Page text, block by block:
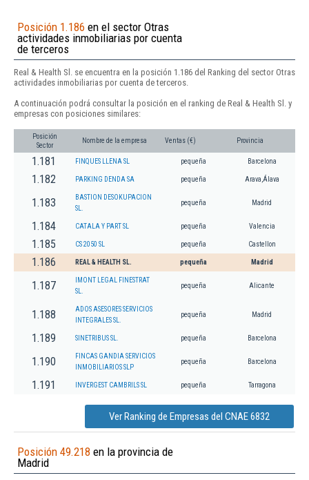
Posición 1.186 en el sector Otras
actividades inmobiliarias por cuenta
de terceros
Real & Health Sl. se encuentra en la posición 1.186 del Ranking del sector Otras
actividades inmobiliarias por cuenta de terceros.
A continuación podrá consultar la posición en el ranking de Real & Health Sl. y
empresas con posiciones similares:
Posición
Sector
Nombre de la empresa Ventas (€) Provincia
1.181 FINQUES LLENA SL pequeña Barcelona
1.182 PARKING DENDA SA pequeña Arava,Álava
1.183
BASTION DESOKUPACION
SL.
pequeña Madrid
1.184 CATALA Y PART SL pequeña Valencia
1.185 CS 2050 SL pequeña Castellon
1.186 REAL & HEALTH SL. pequeña Madrid
1.187
IMONT LEGAL FINESTRAT
SL.
pequeña Alicante
1.188
ADOS ASESORES SERVICIOS
INTEGRALES SL.
pequeña Madrid
1.189 SINETRIBUS SL. pequeña Barcelona
1.190
FINCAS GANDIA SERVICIOS
INMOBILIARIOS SLP
pequeña Barcelona
1.191 INVERGEST CAMBRILS SL pequeña Tarragona
Ver Ranking de Empresas del CNAE 6832
Posición 49.218 en la provincia de
Madrid